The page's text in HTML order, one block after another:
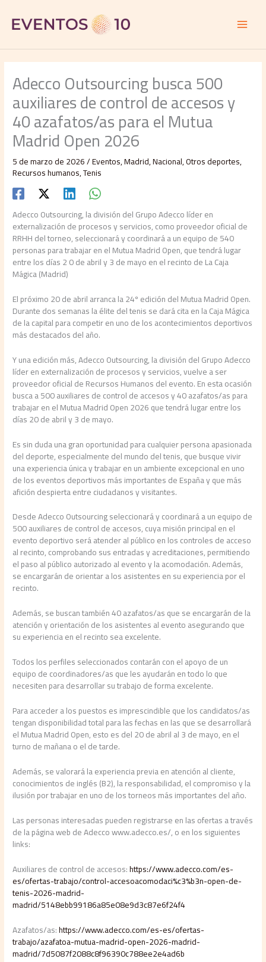
contenido
Adecco Outsourcing busca 500
auxiliares de control de accesos y
40 azafatos/as para el Mutua
Madrid Open 2026
5 de marzo de 2026/Eventos,Madrid,Nacional,Otros deportes,
Recursos humanos,Tenis
Adecco Outsourcing, la división del Grupo Adecco líder en
externalización de procesos y servicios, como proveedor oficial de
RRHH del torneo, seleccionará y coordinará a un equipo de 540
personas para trabajar en el Mutua Madrid Open, que tendrá lugar
entre los días 2 0 de abril y 3 de mayo en el recinto de La Caja
Mágica (Madrid)
El próximo 20 de abril arranca la 24º edición del Mutua Madrid Open.
Durante dos semanas la élite del tenis se dará cita en la Caja Mágica
de la capital para competir en uno de los acontecimientos deportivos
más destacados del año.
Y una edición más, Adecco Outsourcing, la división del Grupo Adecco
líder en externalización de procesos y servicios, vuelve a ser
proveedor oficial de Recursos Humanos del evento. En esta ocasión
busca a 500 auxiliares de control de accesos y 40 azafatos/as para
trabajar en el Mutua Madrid Open 2026 que tendrá lugar entre los
días 20 de abril y 3 de mayo.
Es sin duda una gran oportunidad para cualquier persona apasionada
del deporte, especialmente del mundo del tenis, que busque vivir
una experiencia única y trabajar en un ambiente excepcional en uno
de los eventos deportivos más importantes de España y que más
afición despierta entre ciudadanos y visitantes.
Desde Adecco Outsourcing seleccionará y coordinará a un equipo de
500 auxiliares de control de accesos, cuya misión principal en el
evento deportivo será atender al público en los controles de acceso
al recinto, comprobando sus entradas y acreditaciones, permitiendo
el paso al público autorizado al evento y la acomodación. Además,
se encargarán de orientar a los asistentes en su experiencia por el
recinto.
Además, se buscan también 40 azafatos/as que se encargarán de la
atención y orientación de los asistentes al evento asegurando que
su experiencia en el recinto sea excelente.
Todos los perfiles seleccionados contarán con el apoyo de un
equipo de coordinadores/as que les ayudarán en todo lo que
necesiten para desarrollar su trabajo de forma excelente.
Para acceder a los puestos es imprescindible que los candidatos/as
tengan disponibilidad total para las fechas en las que se desarrollará
el Mutua Madrid Open, esto es del 20 de abril al 3 de mayo, en el
turno de mañana o el de tarde.
Además, se valorará la experiencia previa en atención al cliente,
conocimientos de inglés (B2), la responsabilidad, el compromiso y la
ilusión por trabajar en uno de los torneos más importantes del año.
Las personas interesadas pueden registrarse en las ofertas a través
de la página web de Adecco www.adecco.es/, o en los siguientes
links:
Auxiliares de control de accesos:https://www.adecco.com/es-
es/ofertas-trabajo/control-accesoacomodaci%c3%b3n-open-de-
tenis-2026-madrid-
madrid/5148ebb99186a85e08e9d3c87e6f24f4
Azafatos/as:https://www.adecco.com/es-es/ofertas-
trabajo/azafatoa-mutua-madrid-open-2026-madrid-
madrid/7d5087f2088c8f96390c788ee2e4ad6b